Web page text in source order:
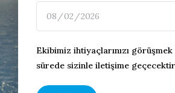
Ekibimiz ihtiyaçlarınızı görüşmek
sürede sizinle iletişime